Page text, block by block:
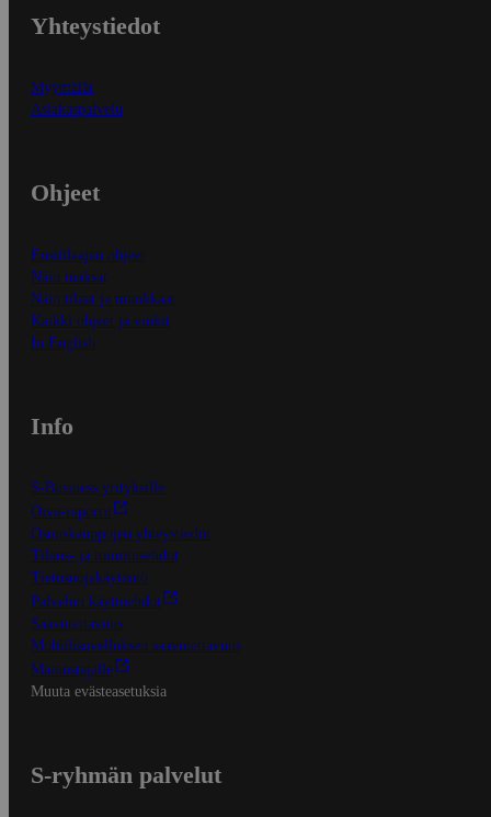
Yhteystiedot
Myymälät
Asiakaspalvelu
Ohjeet
Ensitilaajan ohjeet
Näin maksat
Näin tilaat ja muokkaat
Kaikki ohjeet ja vinkit
In English
Info
S-Business yrityksille
Oiva-raportit
Osuuskauppojen yhteystiedot
Tilaus- ja toimitusehdot
Tietosuojakäytäntö
Palvelun käyttöehdot
Saavutettavuus
Mobiilisovelluksen saavutettavuus
Mainostajalle
Muuta evästeasetuksia
S-ryhmän palvelut